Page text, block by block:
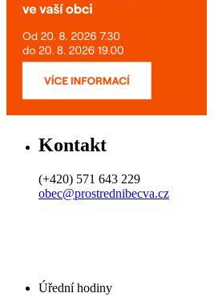
Kontakt
(+420) 571 643 229
obec@prostrednibecva.cz
Úřední hodiny